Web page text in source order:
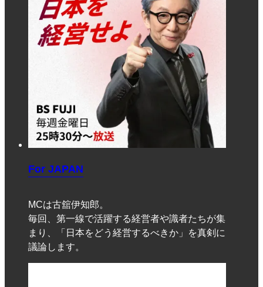
For JAPAN
MCは古舘伊知郎。
毎回、第一線で活躍する経営者や識者たちが集
まり、「日本をどう経営するべきか」を真剣に
議論します。